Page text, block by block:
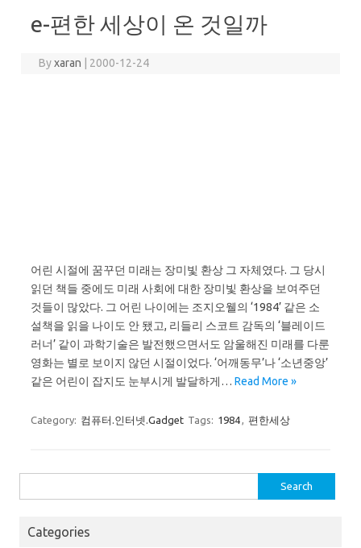
e-편한 세상이 온 것일까
Byxaran 2000-12-24
어린 시절에 꿈꾸던 미래는 장미빛 환상 그 자체였다. 그 당시
읽던 책들 중에도 미래 사회에 대한 장미빛 환상을 보여주던
것들이 많았다. 그 어린 나이에는 조지오웰의 ‘1984’ 같은 소
설책을 읽을 나이도 안 됐고, 리들리 스코트 감독의 ‘블레이드
러너’ 같이 과학기술은 발전했으면서도 암울해진 미래를 다룬
영화는 별로 보이지 않던 시절이었다. ‘어깨동무’나 ‘소년중앙’
같은 어린이 잡지도 눈부시게 발달하게… Read More »
Category: 컴퓨터.인터넷.Gadget Tags: 1984 편한세상
for:
Categories